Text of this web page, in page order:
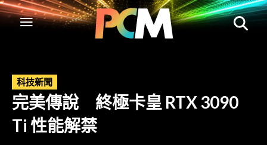
科技新聞
完美傳說 終極卡皇 RTX 3090
Ti 性能解禁